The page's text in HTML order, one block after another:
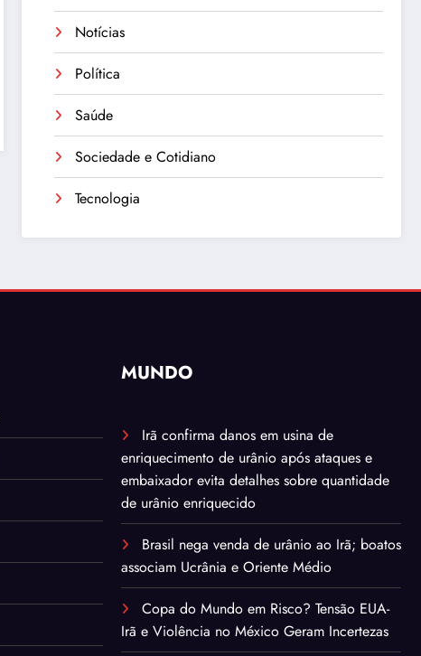
Notícias
Política
Saúde
Sociedade e Cotidiano
Tecnologia
MUNDO
Irã confirma danos em usina de
enriquecimento de urânio após ataques e
embaixador evita detalhes sobre quantidade
de urânio enriquecido
Brasil nega venda de urânio ao Irã; boatos
associam Ucrânia e Oriente Médio
Copa do Mundo em Risco? Tensão EUA-
Irã e Violência no México Geram Incertezas